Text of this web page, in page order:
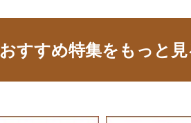
おすすめ特集をもっと